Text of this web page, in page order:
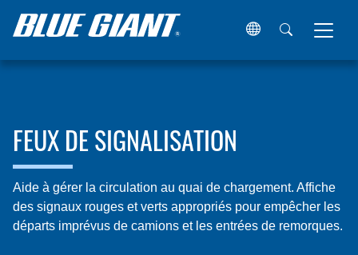
FEUX DE SIGNALISATION
Aide à gérer la circulation au quai de chargement. Affiche
des signaux rouges et verts appropriés pour empêcher les
départs imprévus de camions et les entrées de remorques.